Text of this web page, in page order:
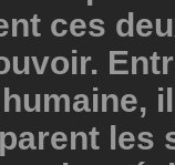
ces
les